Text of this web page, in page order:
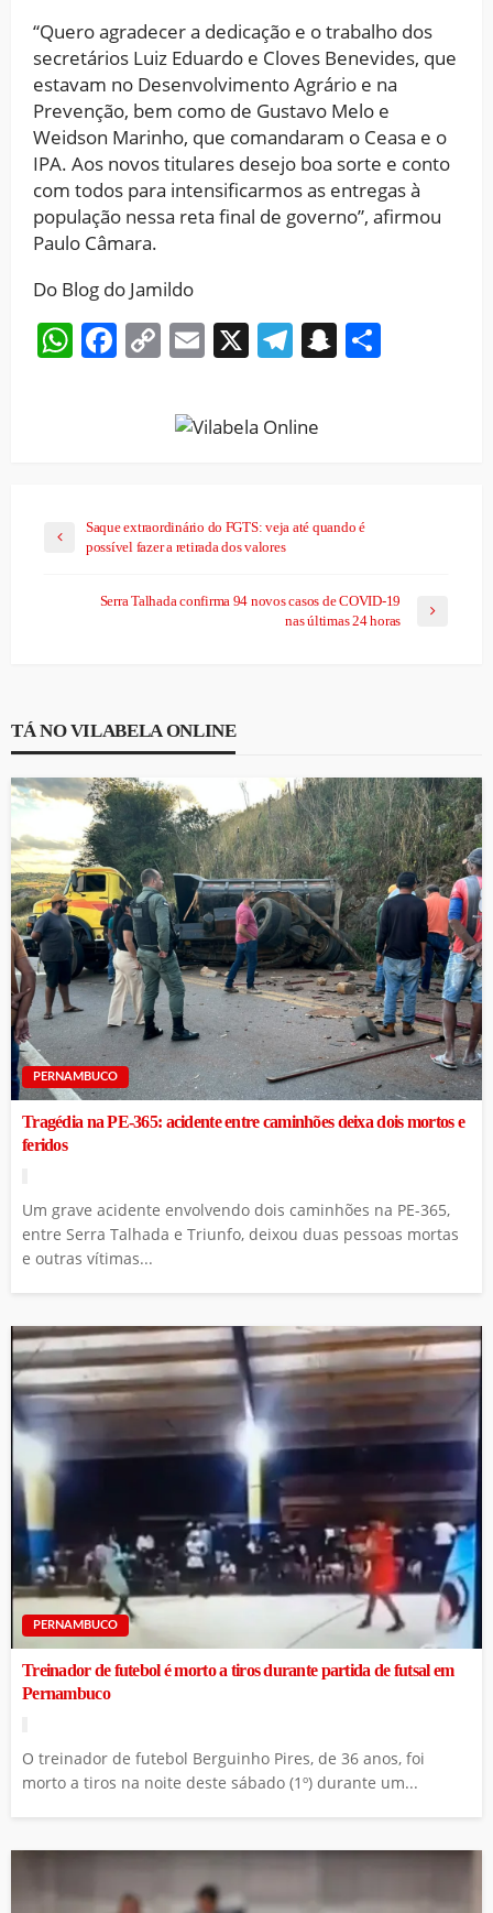
“Quero agradecer a dedicação e o trabalho dos
secretários Luiz Eduardo e Cloves Benevides, que
estavam no Desenvolvimento Agrário e na
Prevenção, bem como de Gustavo Melo e
Weidson Marinho, que comandaram o Ceasa e o
IPA. Aos novos titulares desejo boa sorte e conto
com todos para intensificarmos as entregas à
população nessa reta final de governo”, afirmou
Paulo Câmara.
Do Blog do Jamildo
WhatsApp
Facebook
CopyEmail
X Telegram
Snapchat
Saque extraordinário do FGTS: veja até quando é
possível fazer a retirada dos valores
Serra Talhada confirma 94 novos casos de COVID-19
nas últimas 24 horas
TÁ NO VILABELA ONLINE
PERNAMBUCO
Tragédia na PE-365: acidente entre caminhões deixa dois mortos e
feridos
Um grave acidente envolvendo dois caminhões na PE-365,
entre Serra Talhada e Triunfo, deixou duas pessoas mortas
e outras vítimas...
PERNAMBUCO
Treinador de futebol é morto a tiros durante partida de futsal em
Pernambuco
O treinador de futebol Berguinho Pires, de 36 anos, foi
morto a tiros na noite deste sábado (1º) durante um...